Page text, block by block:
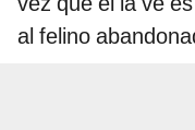
al felino